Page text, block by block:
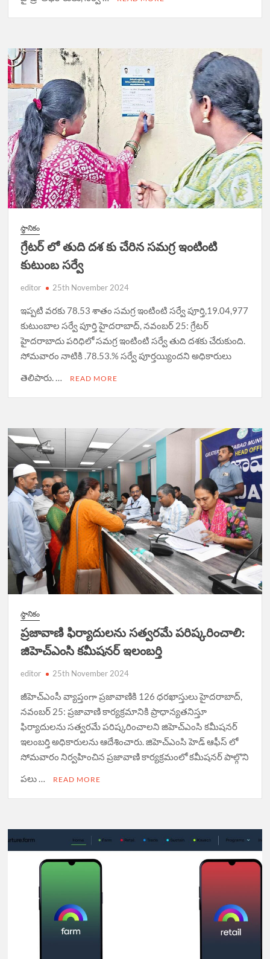
స్థానికం
గ్రేటర్ లో తుది దశ కు చేరిన సమగ్ర ఇంటింటి
కుటుంబ సర్వే
editor 25th November 2024
ఇప్పటి వరకు 78.53 శాతం సమగ్ర ఇంటింటి సర్వే పూర్తి,19.04,977
కుటుంబాల సర్వే పూర్తి హైదరాబాద్, నవంబర్ 25: గ్రేటర్
హైదరాబాదు పరిధిలో సమగ్ర ఇంటింటి సర్వే తుది దశకు చేరుకుంది.
సోమవారం నాటికి .78.53.% సర్వే పూర్తయ్యిందని అధికారులు
తెలిపారు. …
READ MORE
స్థానికం
ప్రజావాణి ఫిర్యాదులను సత్వరమే పరిష్కరించాలి:
జిహెచ్ఎంసి కమీషనర్ ఇలంబర్తి
editor 25th November 2024
జీహెచ్ఎంసీ వ్యాప్తంగా ప్రజావాణికి 126 ధరఖాస్తులు హైదరాబాద్,
నవంబర్ 25: ప్రజావాణి కార్యక్రమానికి ప్రాధాన్యతనిస్తూ
ఫిర్యాదులను సత్వరమే పరిష్కరించాలని జిహెచ్ఎంసి కమీషనర్
ఇలంబర్తి అధికారులను ఆదేశించారు. జిహెచ్ఎంసి హెడ్ ఆఫీస్ లో
సోమవారం నిర్వహించిన ప్రజావాణి కార్యక్రమంలో కమీషనర్ పాల్గొని
పలు …
READ MORE